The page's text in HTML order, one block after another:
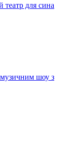
для сина
шоу з